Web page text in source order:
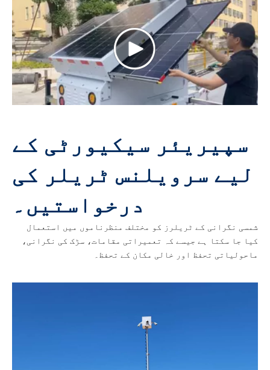
سپیریئر سیکیورٹی کے
لیے سرویلنس ٹریلر کی
درخواستیں۔
شمسی نگرانی کے ٹریلرز کو مختلف منظرناموں میں استعمال
کیا جا سکتا ہے جیسے کہ تعمیراتی مقامات، سڑک کی نگرانی،
ماحولیاتی تحفظ اور خالی مکان کے تحفظ۔